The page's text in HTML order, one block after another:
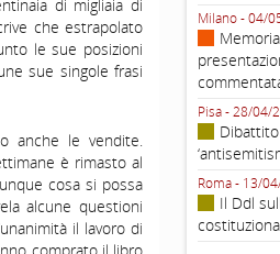
di migliaia di
che estrapolato
le sue posizioni
sue singole frasi
anche le vendite.
è rimasto al
cosa si possa
alcune questioni
il lavoro di
comprato il libro
Milano - 04/
Pisa - 28/04/
Roma - 13/
Il Ddl